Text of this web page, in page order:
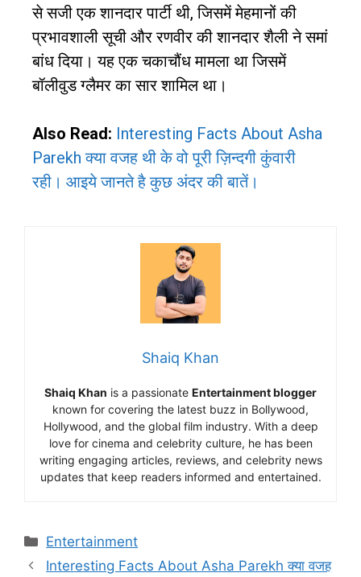
से सजी एक शानदार पार्टी थी, जिसमें मेहमानों की
प्रभावशाली सूची और रणवीर की शानदार शैली ने समां
बांध दिया। यह एक चकाचौंध मामला था जिसमें
बॉलीवुड ग्लैमर का सार शामिल था।
Also Read: Interesting Facts About Asha
Parekh क्या वजह थी के वो पूरी ज़िन्दगी कुंवारी
रही। आइये जानते है कुछ अंदर की बातें।
Shaiq Khan
Shaiq Khan is a passionate Entertainment blogger
known for covering the latest buzz in Bollywood,
Hollywood, and the global film industry. With a deep
love for cinema and celebrity culture, he has been
writing engaging articles, reviews, and celebrity news
updates that keep readers informed and entertained.
Entertainment
Interesting Facts About Asha Parekh क्या वजह